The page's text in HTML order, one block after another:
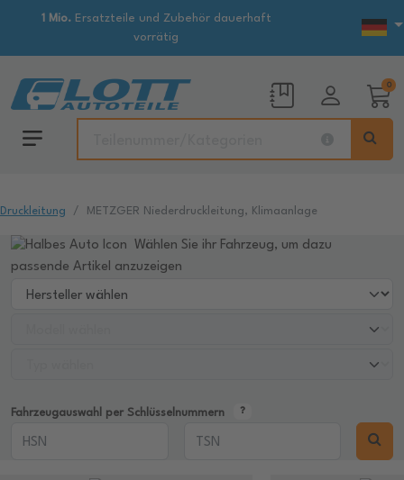
1 Mio.Ersatzteile und Zubehör dauerhaft
vorrätig
0
Druckleitung METZGER Niederdruckleitung, Klimaanlage
Wählen Sie ihr Fahrzeug, um dazu
passende Artikel anzuzeigen
Fahrzeugauswahl per Schlüsselnummern